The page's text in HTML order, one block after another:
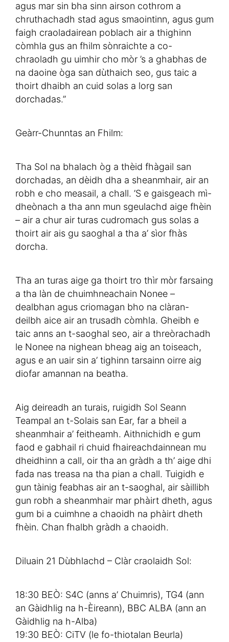
agus mar sin bha sinn airson cothrom a
chruthachadh stad agus smaointinn, agus gum
faigh craoladairean poblach air a thighinn
còmhla gus an fhilm sònraichte a co-
chraoladh gu uimhir cho mòr ’s a ghabhas de
na daoine òga san dùthaich seo, gus taic a
thoirt dhaibh an cuid solas a lorg san
dorchadas.”
Geàrr-Chunntas an Fhilm:
Tha Sol na bhalach òg a thèid fhàgail san
dorchadas, an dèidh dha a sheanmhair, air an
robh e cho measail, a chall. ’S e gaisgeach mì-
dheònach a tha ann mun sgeulachd aige fhèin
– air a chur air turas cudromach gus solas a
thoirt air ais gu saoghal a tha a’ sìor fhàs
dorcha.
Tha an turas aige ga thoirt tro thìr mòr farsaing
a tha làn de chuimhneachain Nonee –
dealbhan agus criomagan bho na clàran-
deilbh aice air an trusadh còmhla. Gheibh e
taic anns an t-saoghal seo, air a threòrachadh
le Nonee na nighean bheag aig an toiseach,
agus e an uair sin a’ tighinn tarsainn oirre aig
diofar amannan na beatha.
Aig deireadh an turais, ruigidh Sol Seann
Teampal an t-Solais san Ear, far a bheil a
sheanmhair a’ feitheamh. Aithnichidh e gum
faod e gabhail ri chuid fhaireachdainnean mu
dheidhinn a call, oir tha an gràdh a th’ aige dhi
fada nas treasa na tha pian a chall. Tuigidh e
gun tàinig feabhas air an t-saoghal, air sàillibh
gun robh a sheanmhair mar phàirt dheth, agus
gum bi a cuimhne a chaoidh na phàirt dheth
fhèin. Chan fhalbh gràdh a chaoidh.
Diluain 21 Dùbhlachd – Clàr craolaidh Sol:
18:30 BEÒ: S4C (anns a’ Chuimris), TG4 (ann
an Gàidhlig na h-Èireann), BBC ALBA (ann an
Gàidhlig na h-Alba)
19:30 BEÒ: CiTV (le fo-thiotalan Beurla)